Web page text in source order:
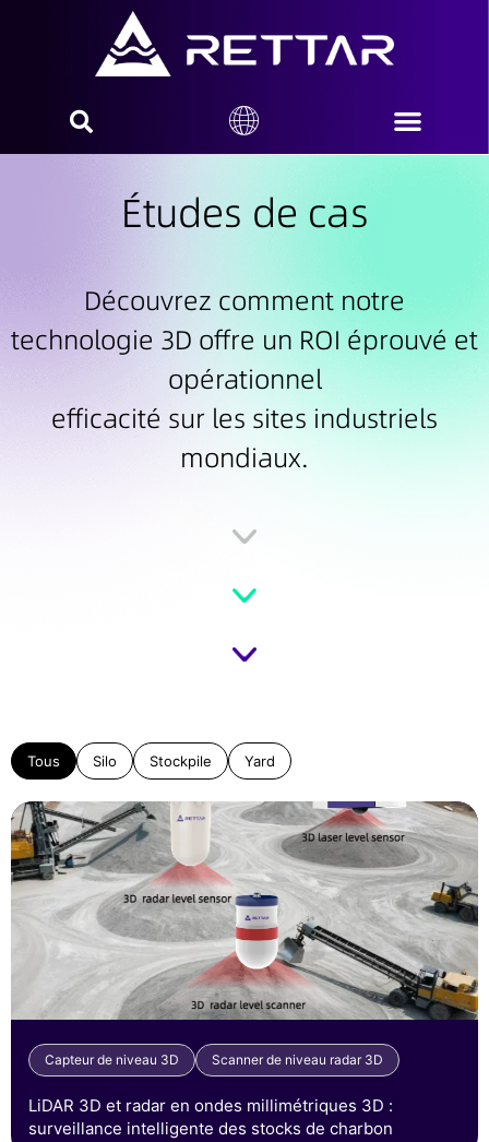
Études de cas
Découvrez comment notre
technologie 3D offre un ROI éprouvé et
opérationnel
efficacité sur les sites industriels
mondiaux.
Tous Silo Stockpile Yard
Capteur de niveau 3D Scanner de niveau radar 3D
LiDAR 3D et radar en ondes millimétriques 3D :
surveillance intelligente des stocks de charbon